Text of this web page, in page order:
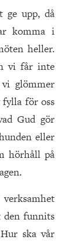
ge upp, då
komma i
heller.
vi får inte
glömmer
för oss
Gud gör
eller
hörhåll på
den funnits
ska vår